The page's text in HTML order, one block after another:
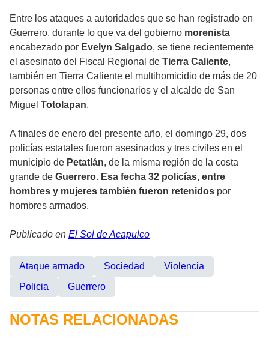
Entre los ataques a autoridades que se han registrado en
Guerrero, durante lo que va del gobierno morenista
encabezado por Evelyn Salgado, se tiene recientemente
el asesinato del Fiscal Regional de Tierra Caliente,
también en Tierra Caliente el multihomicidio de más de 20
personas entre ellos funcionarios y el alcalde de San
Miguel Totolapan.
A finales de enero del presente año, el domingo 29, dos
policías estatales fueron asesinados y tres civiles en el
municipio de Petatlán, de la misma región de la costa
grande de Guerrero. Esa fecha 32 policías, entre
hombres y mujeres también fueron retenidos por
hombres armados.
Publicado en El Sol de Acapulco
Ataque armado Sociedad
Violencia
Policia
Guerrero
NOTAS RELACIONADAS